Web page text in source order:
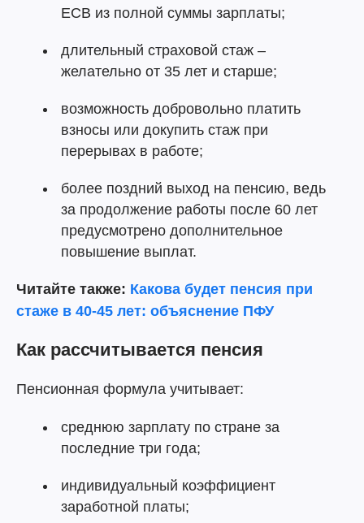
ЕСВ из полной суммы зарплаты;
длительный страховой стаж –
желательно от 35 лет и старше;
возможность добровольно платить
взносы или докупить стаж при
перерывах в работе;
более поздний выход на пенсию, ведь
за продолжение работы после 60 лет
предусмотрено дополнительное
повышение выплат.
Читайте также: Какова будет пенсия при
стаже в 40-45 лет: объяснение ПФУ
Как рассчитывается пенсия
Пенсионная формула учитывает:
среднюю зарплату по стране за
последние три года;
индивидуальный коэффициент
заработной платы;